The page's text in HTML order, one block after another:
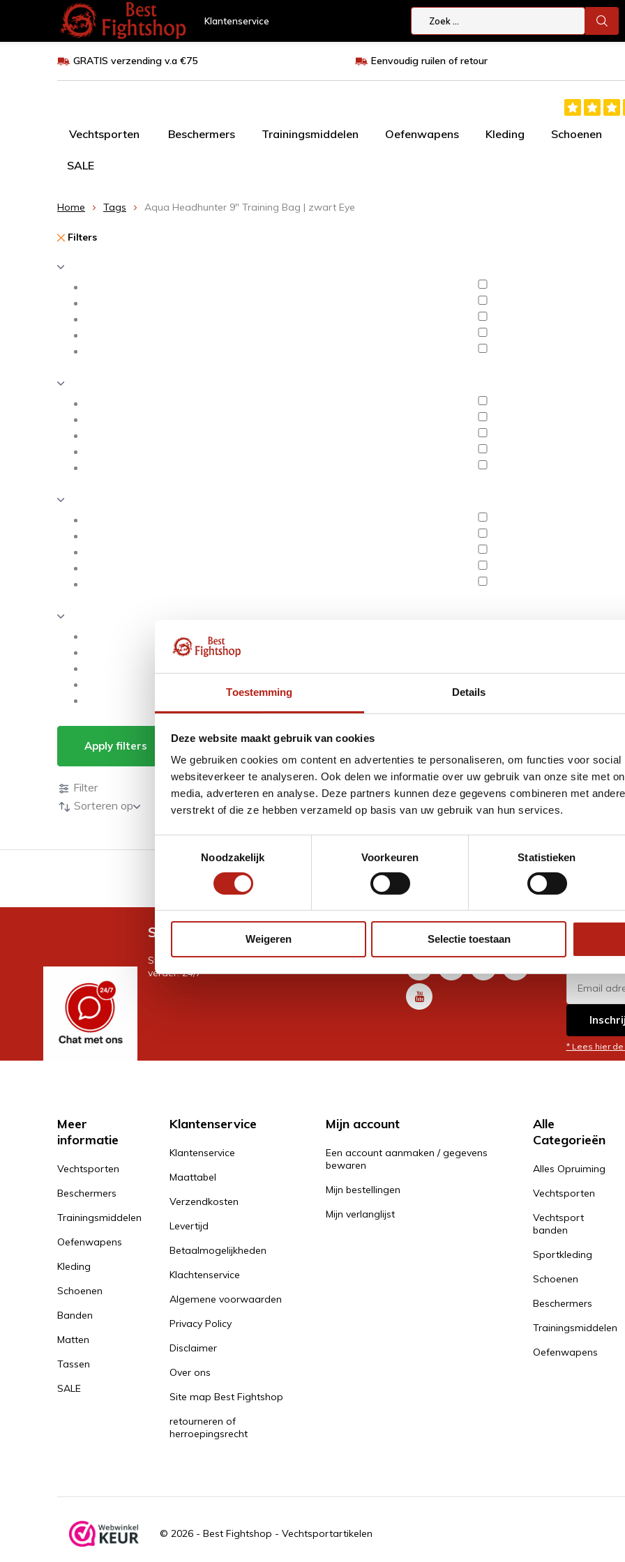
Toestemming Details
Deze website maakt gebruik van cookies
We gebruiken cookies om content en advertenties te personaliseren, om functies voor
websiteverkeer te analyseren. Ook delen we informatie over uw gebruik van onze site met
media, adverteren en analyse. Deze partners kunnen deze gegevens combineren met
verstrekt of die ze hebben verzameld op basis van uw gebruik van hun services.
Noodzakelijk
Voorkeuren Statistieken
Weigeren Selectie toestaan
Klantenservice
GRATIS verzending v.a €75 Eenvoudig ruilen of retour
Vechtsporten Beschermers Trainingsmiddelen Oefenwapens Kleding Schoenen
SALE
Home Tags Aqua Headhunter 9" Training Bag | zwart Eye
Filters
Apply filters Producten getagd met Aqua Headhunter 9" Training Bag | zwart
Producten
Filter
Sorteren op
GRATIS verzending v.a €75 Eenvoudig ruilen of retour
Snel antwoord op je vraag?
Stel je vraag in de chat, en we helpen je graag
verder. 24/7
Volg ons
* Lees hier
Meer
informatie
Vechtsporten
Beschermers
Trainingsmiddelen
Oefenwapens
Kleding
Schoenen
Banden
Matten
Tassen
SALE
Klantenservice
Klantenservice
Maattabel
Verzendkosten
Levertijd
Betaalmogelijkheden
Klachtenservice
Algemene voorwaarden
Privacy Policy
Disclaimer
Over ons
Site map Best Fightshop
retourneren of
herroepingsrecht
Mijn account
Een account aanmaken / gegevens
bewaren
Mijn bestellingen
Mijn verlanglijst
Alle
Categorieën
Alles Opruiming
Vechtsporten
Vechtsport
banden
Sportkleding
Schoenen
Beschermers
Trainingsmiddelen
Oefenwapens
© 2026 - Best Fightshop - Vechtsportartikelen